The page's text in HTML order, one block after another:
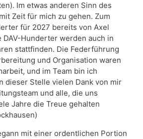
Im etwas anderen Sinn des
Zeit für mich zu gehen. Zum
für 2027 bereits von Axel
Hunderter werden auch in
stattfinden. Die Federführung
und Organisation waren
und im Team bin ich
dieser Stelle vielen Dank von mir
und alle, die uns
Jahre die Treue gehalten
mit einer ordentlichen Portion